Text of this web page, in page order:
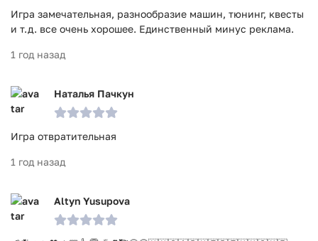
Игра замечательная, разнообразие машин, тюнинг, квесты
и т.д. все очень хорошее. Единственный минус реклама.
1 год назад
Наталья Пачкун
Игра отвратительная
1 год назад
Altyn Yusupova